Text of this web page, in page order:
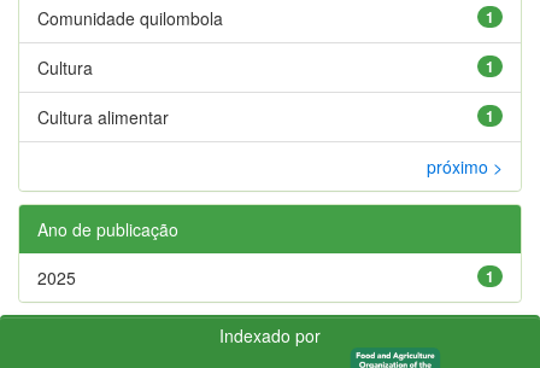
1
Comunidade quilombola
1
Cultura
1
Cultura alimentar
próximo >
Ano de publicação
1
2025
Indexado por